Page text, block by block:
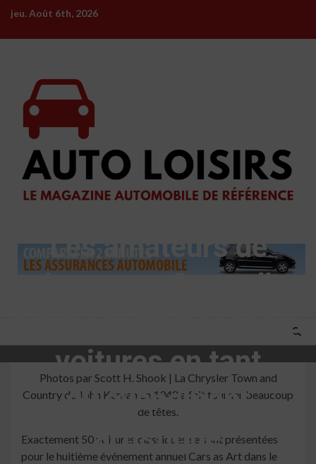
Skip
content
jeu. Août 6th, 2026
Les amateurs de
voitures profitent d’un
temps parfait pour les
voitures en tant
qu’événement
artistique
Photos par Scott H. Shook | La Chrysler Town and
Country de John Kernan en 1948 a fait tourner beaucoup
de têtes.
Exactement 50 voitures classiques se sont présentées
pour le huitième événement annuel Cars as Art dans le